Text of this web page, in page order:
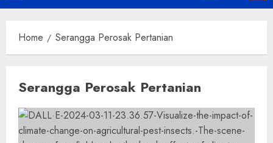
Menu
Home Serangga Perosak Pertanian
Serangga Perosak Pertanian